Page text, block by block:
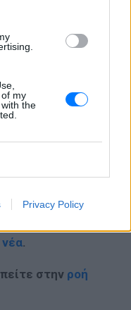
my
the
Privacy Policy
.
στην ροή